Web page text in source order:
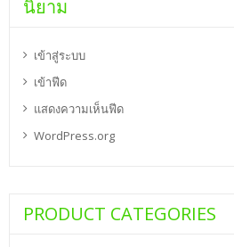
นิยาม
เข้าสู่ระบบ
เข้าฟีด
แสดงความเห็นฟีด
WordPress.org
PRODUCT CATEGORIES